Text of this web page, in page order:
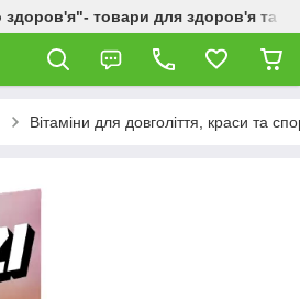
здоров'я"- товари для здоров'я та
Вітаміни для довголіття, краси та